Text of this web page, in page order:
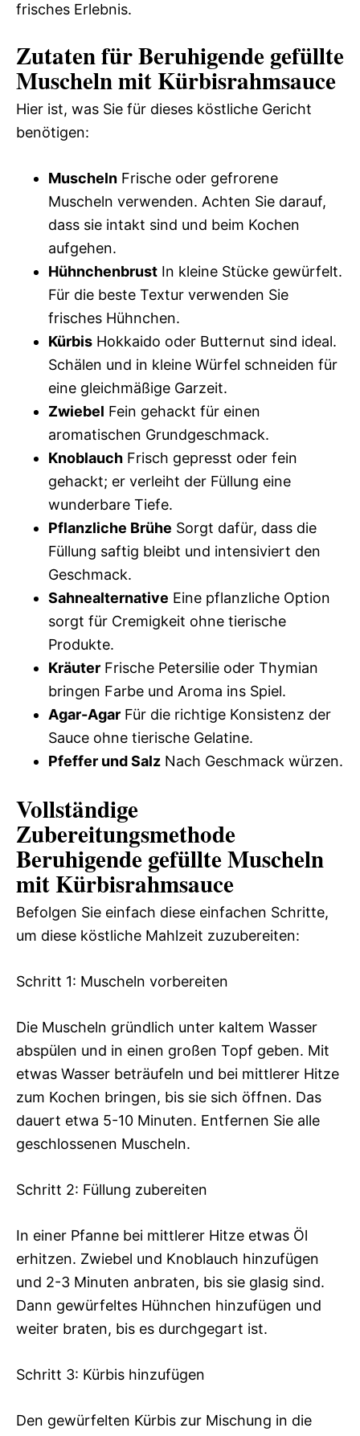
frisches Erlebnis.
Zutaten für Beruhigende gefüllte
Muscheln mit Kürbisrahmsauce
Hier ist, was Sie für dieses köstliche Gericht
benötigen:
Muscheln Frische oder gefrorene
Muscheln verwenden. Achten Sie darauf,
dass sie intakt sind und beim Kochen
aufgehen.
Hühnchenbrust In kleine Stücke gewürfelt.
Für die beste Textur verwenden Sie
frisches Hühnchen.
Kürbis Hokkaido oder Butternut sind ideal.
Schälen und in kleine Würfel schneiden für
eine gleichmäßige Garzeit.
Zwiebel Fein gehackt für einen
aromatischen Grundgeschmack.
Knoblauch Frisch gepresst oder fein
gehackt; er verleiht der Füllung eine
wunderbare Tiefe.
Pflanzliche Brühe Sorgt dafür, dass die
Füllung saftig bleibt und intensiviert den
Geschmack.
Sahnealternative Eine pflanzliche Option
sorgt für Cremigkeit ohne tierische
Produkte.
Kräuter Frische Petersilie oder Thymian
bringen Farbe und Aroma ins Spiel.
Agar-Agar Für die richtige Konsistenz der
Sauce ohne tierische Gelatine.
Pfeffer und Salz Nach Geschmack würzen.
Vollständige
Zubereitungsmethode
Beruhigende gefüllte Muscheln
mit Kürbisrahmsauce
Befolgen Sie einfach diese einfachen Schritte,
um diese köstliche Mahlzeit zuzubereiten:
Schritt 1: Muscheln vorbereiten
Die Muscheln gründlich unter kaltem Wasser
abspülen und in einen großen Topf geben. Mit
etwas Wasser beträufeln und bei mittlerer Hitze
zum Kochen bringen, bis sie sich öffnen. Das
dauert etwa 5-10 Minuten. Entfernen Sie alle
geschlossenen Muscheln.
Schritt 2: Füllung zubereiten
In einer Pfanne bei mittlerer Hitze etwas Öl
erhitzen. Zwiebel und Knoblauch hinzufügen
und 2-3 Minuten anbraten, bis sie glasig sind.
Dann gewürfeltes Hühnchen hinzufügen und
weiter braten, bis es durchgegart ist.
Schritt 3: Kürbis hinzufügen
Den gewürfelten Kürbis zur Mischung in die